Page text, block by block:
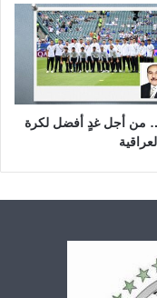
من أجل غدٍ أفضل لكرة